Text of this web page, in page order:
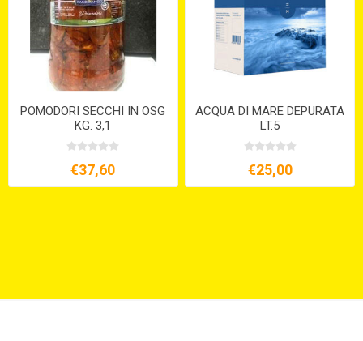
POMODORI SECCHI IN OSG
KG. 3,1
€37,60
ACQUA DI MARE DEPURATA
LT.5
€25,00